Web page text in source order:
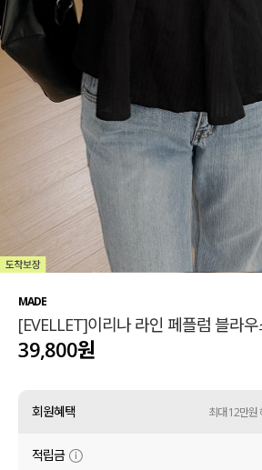
신상 5%
MADE
세트할인 ~30%
110사이즈
티셔츠
셔츠
원피스
블라우스
원피스
팬츠
스커트
언더웨
MADE
[EVELLET]이리나 라인 페플럼 블라
39,800원
회원혜택 최대 12만원
적립금